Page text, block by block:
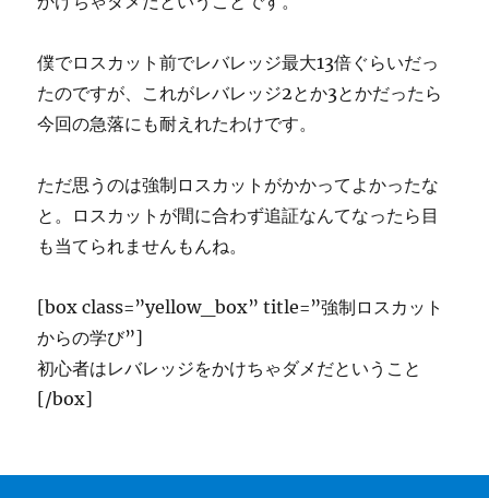
僕でロスカット前でレバレッジ最大13倍ぐらいだっ
たのですが、これがレバレッジ2とか3とかだったら
今回の急落にも耐えれたわけです。
ただ思うのは強制ロスカットがかかってよかったな
と。ロスカットが間に合わず追証なんてなったら目
も当てられませんもんね。
[box class=”yellow_box” title=”強制ロスカット
からの学び”]
初心者はレバレッジをかけちゃダメだということ
[/box]